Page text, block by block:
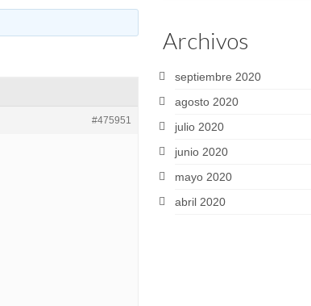
#475951
Archivos
septiembre 2020
agosto 2020
julio 2020
junio 2020
mayo 2020
abril 2020